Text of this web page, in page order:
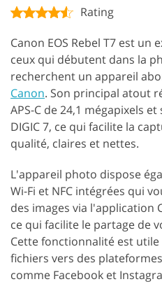
Rating
Canon EOS Rebel T7 est
ceux qui débutent dans la
recherchent un appareil
Canon. Son principal atout
APS-C de 24,1 mégapixels
DIGIC 7, ce qui facilite la
qualité, claires et nettes.
L'appareil photo dispose
Wi-Fi et NFC intégrées qui
des images via l'application
ce qui facilite le partage de
Cette fonctionnalité est
fichiers vers des
comme Facebook et